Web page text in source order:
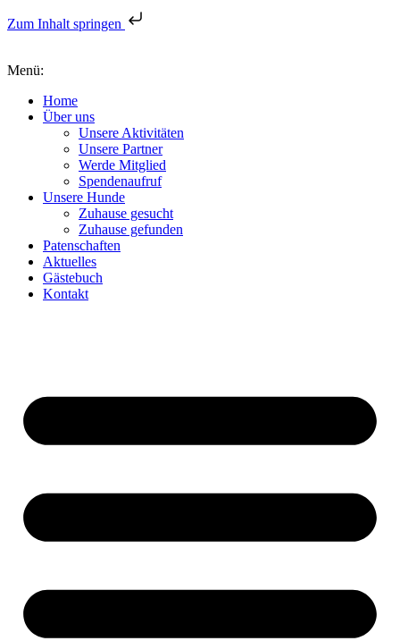
Zum Inhalt springen
Menü:
Home
Über uns
Unsere Aktivitäten
Unsere Partner
Werde Mitglied
Spendenaufruf
Unsere Hunde
Zuhause gesucht
Zuhause gefunden
Patenschaften
Aktuelles
Gästebuch
Kontakt